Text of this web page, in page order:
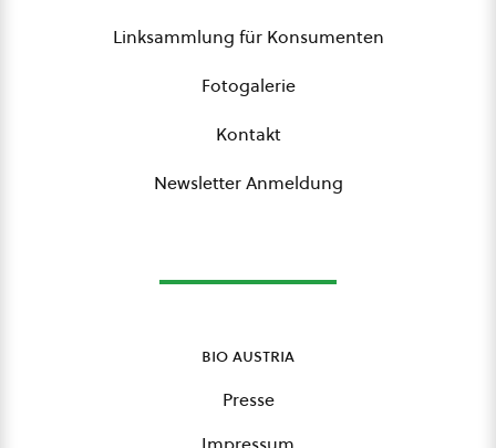
Linksammlung für Konsumenten
Fotogalerie
Kontakt
Newsletter Anmeldung
bio austria
Presse